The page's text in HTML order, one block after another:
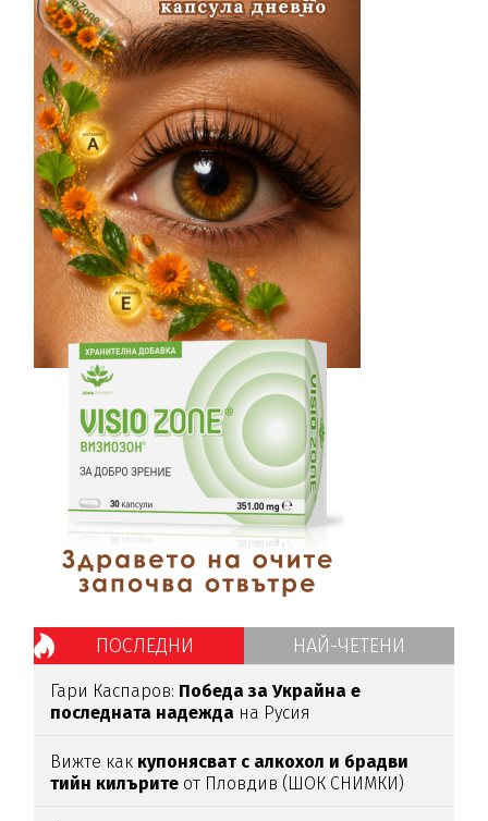
ПОСЛЕДНИ НАЙ-ЧЕТЕНИ
Гари Каспаров: Победа за Украйна е
последната надежда на Русия
Вижте как купонясват с алкохол и брадви
тийн килърите от Пловдив (ШОК СНИМКИ)